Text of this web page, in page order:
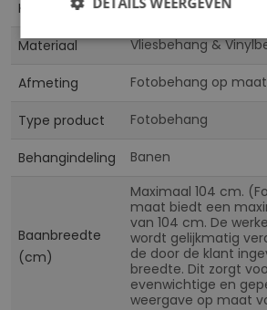
Kleur Multicolor
Materiaal Vliesbehang &
Afmeting Fotobehang op maat
Type product Fotobehang
Behangindeling Banen
Baanbreedte
(cm)
Maximaal 104 cm.
maat biedt een
van 104 cm. De
wordt gelijkmatig
de door de klant
breedte. Dit zorgt
evenwichtige en
weergave op maat